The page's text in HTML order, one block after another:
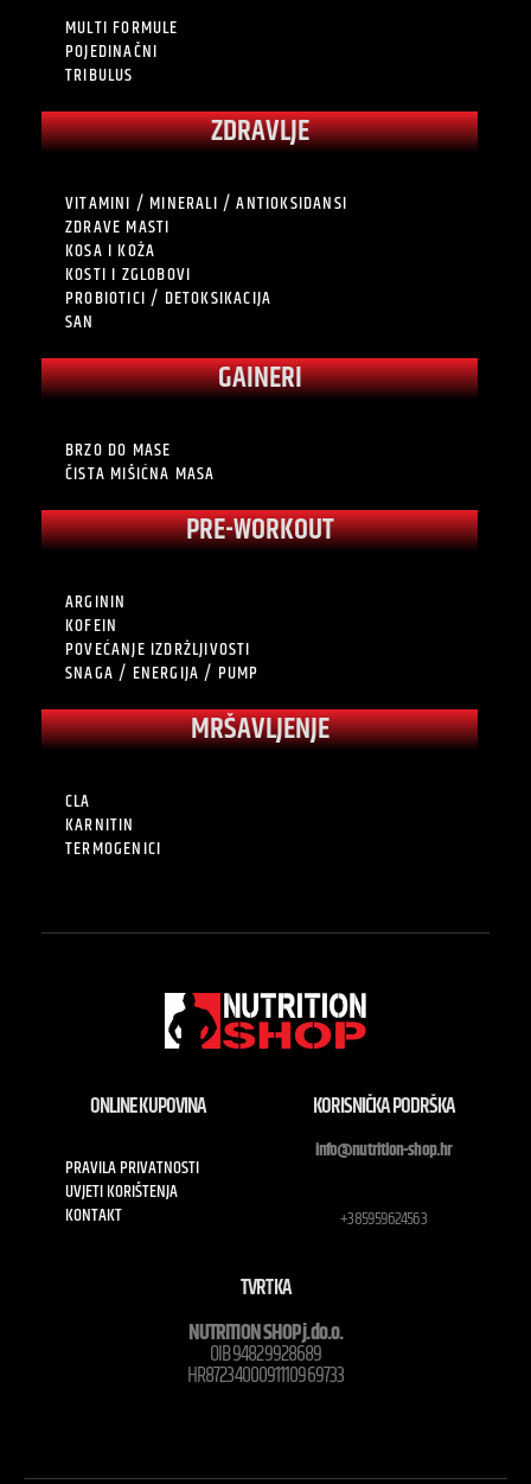
MULTI FORMULE
POJEDINAČNI
TRIBULUS
ZDRAVLJE
VITAMINI / MINERALI / ANTIOKSIDANSI
ZDRAVE MASTI
KOSA I KOŽA
KOSTI I ZGLOBOVI
PROBIOTICI / DETOKSIKACIJA
SAN
GAINERI
BRZO DO MASE
ČISTA MIŠIĆNA MASA
PRE-WORKOUT
ARGININ
KOFEIN
POVEĆANJE IZDRŽLJIVOSTI
SNAGA / ENERGIJA / PUMP
MRŠAVLJENJE
CLA
KARNITIN
TERMOGENICI
ONLINE KUPOVINA
PRAVILA PRIVATNOSTI
UVJETI KORIŠTENJA
KONTAKT
KORISNIČKA PODRŠKA
info@nutrition-shop.hr
+385959624563
TVRTKA
NUTRITION SHOP j.do.o.
OIB 94829928689
HR8723400091110969733